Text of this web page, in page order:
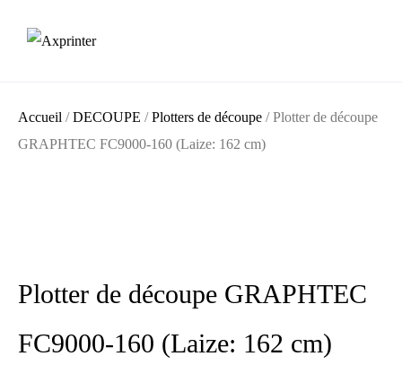
Accueil /DECOUPE /Plotters de découpe / Plotter de découpe
GRAPHTEC FC9000-160 (Laize: 162 cm)
Plotter de découpe GRAPHTEC
FC9000-160 (Laize: 162 cm)